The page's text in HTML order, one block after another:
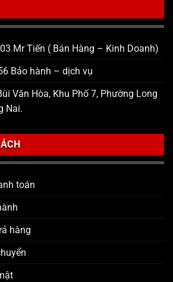
Mr Tiến ( Bán Hàng – Kinh Doanh)
Bảo hành – dịch vụ
Văn Hòa, Khu Phố 7, Phường Long
Nai.
toán
hàng